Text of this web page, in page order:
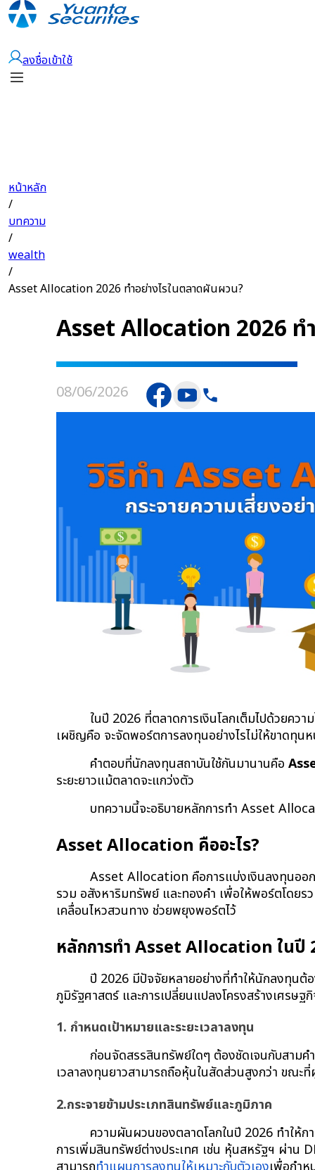
ลงชื่อเข้าใช้
หน้าหลัก
/
บทความ
/
wealth
/
Asset Allocation 2026 ทำอย่างไรในตลาดผันผวน?
Asset Allocation 2026 ท
08/06/2026
ในปี 2026 ที่ตลาดการเงินโลกเต็มไปด้วยคว
เผชิญคือ จะจัดพอร์ตการลงทุนอย่างไรไม่ให้ขาดทุน
คำตอบที่นักลงทุนสถาบันใช้กันมานานคือ
ระยะยาวแม้ตลาดจะแกว่งตัว
บทความนี้จะอธิบายหลักการทำ Asset
Asset Allocation คืออะไร?
Asset Allocation คือการแบ่งเงินลงทุนออ
รวม อสังหาริมทรัพย์ และทองคำ เพื่อให้พอร์ตโด
เคลื่อนไหวสวนทาง ช่วยพยุงพอร์ตไว้
หลักการทำ Asset Allocation ในปี
ปี 2026 มีปัจจัยหลายอย่างที่ทำให้นักลงทุนต้
ภูมิรัฐศาสตร์ และการเปลี่ยนแปลงโครงสร้างเศร
1. กำหนดเป้าหมายและระยะเวลาลงทุน
ก่อนจัดสรรสินทรัพย์ใดๆ ต้องชัดเจนกับสามคำ
เวลาลงทุนยาวสามารถถือหุ้นในสัดส่วนสูงกว่า ขณะ
2.กระจายข้ามประเภทสินทรัพย์และภูมิภาค
ความผันผวนของตลาดโลกในปี 2026 ทำให้ก
การเพิ่มสินทรัพย์ต่างประเทศ เช่น หุ้นสหรัฐฯ ผ่าน